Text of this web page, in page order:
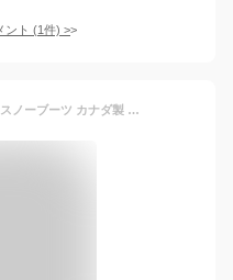
ント (1件) >
【正規取扱店】カミック kamik スノーブーツ カナダ製 防水 メンズ フォレスター ラバーブーツ FORESTAR ブラック カーキ 25-29cm 1600516 2021AW wbt【靴】2110trip